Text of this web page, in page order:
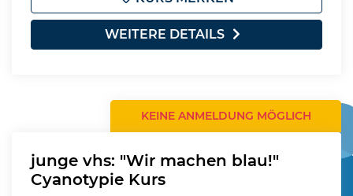
WEITERE DETAILS
KEINE ANMELDUNG MÖGLICH
junge vhs: "Wir machen blau!"
Cyanotypie Kurs